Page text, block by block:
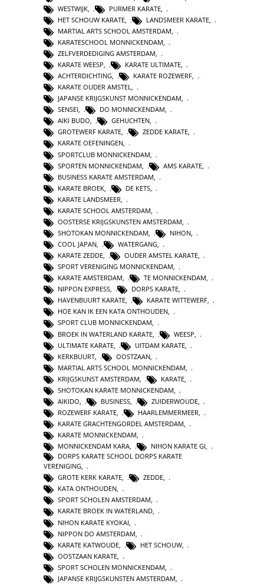
WESTWIJK
PURMER KARATE
HET SCHOUW KARATE
LANDSMEER KARATE
MARTIAL ARTS SCHOOL AMSTERDAM
KARATESCHOOL MONNICKENDAM
ZELFVERDEDIGING AMSTERDAM
KARATE WEESP, KARATE ULTIMATE,
ACHTERDICHTING, KARATE ROZEWERF,
KARATE OUDER AMSTEL,
JAPANSE KRIJGSKUNST MONNICKENDAM,
SENSEI, DO MONNICKENDAM,
AIKI BUDO, GEHUCHTEN,
GROTEWERF KARATE, ZEDDE KARATE,
KARATE OEFENINGEN,
SPORTCLUB MONNICKENDAM
SPORTEN MONNICKENDAM
AMS KARATE
BUSINESS KARATE AMSTERDAM
KARATE BROEK
DE KETS
KARATE LANDSMEER
KARATE SCHOOL AMSTERDAM
OOSTERSE KRIJGSKUNSTEN AMSTERDAM
SHOTOKAN MONNICKENDAM
NIHON
COOL JAPAN, WATERGANG,
KARATE ZEDDE, OUDER AMSTEL KARATE,
SPORT VERENIGING MONNICKENDAM,
KARATE AMSTERDAM, TE MONNICKENDAM,
NIPPON EXPRESS, DORPS KARATE,
HAVENBUURT KARATE, KARATE WITTEWERF,
HOE KAN IK EEN KATA ONTHOUDEN,
SPORT CLUB MONNICKENDAM,
BROEK IN WATERLAND KARATE
WEESP
ULTIMATE KARATE
UITDAM KARATE
KERKBUURT
OOSTZAAN
MARTIAL ARTS SCHOOL MONNICKENDAM
KRIJGSKUNST AMSTERDAM
KARATE
SHOTOKAN KARATE MONNICKENDAM
AIKIDO
BUSINESS ZUIDERWOUDE
ROZEWERF KARATE
HAARLEMMERMEER
KARATE GRACHTENGORDEL AMSTERDAM,
KARATE MONNICKENDAM,
MONNICKENDAM KARA, NIHON KARATE GI,
DORPS KARATE SCHOOL DORPS KARATE
VERENIGING,
GROTE KERK KARATE, ZEDDE,
KATA ONTHOUDEN,
SPORT SCHOLEN AMSTERDAM,
KARATE BROEK IN WATERLAND,
NIHON KARATE KYOKAI
NIPPON DO AMSTERDAM
KARATE KATWOUDE
HET SCHOUW
OOSTZAAN KARATE
SPORT SCHOLEN MONNICKENDAM
JAPANSE KRIJGSKUNSTEN AMSTERDAM